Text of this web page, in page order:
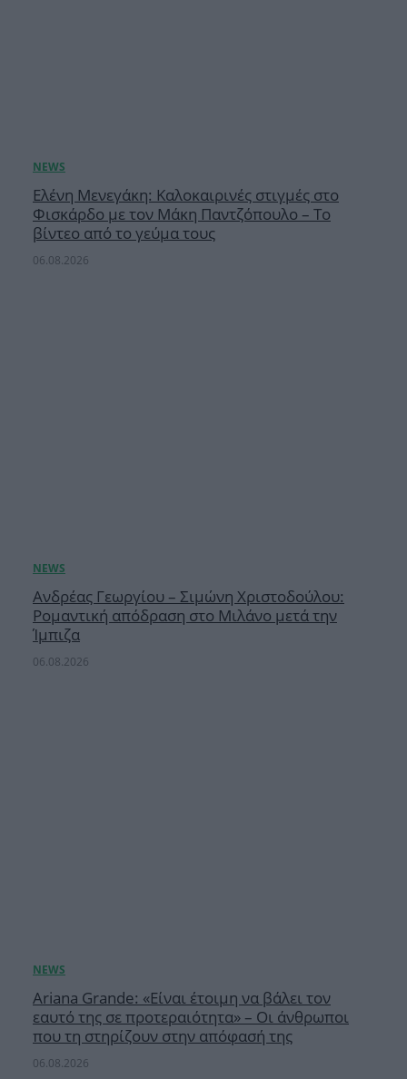
Ελένη Μενεγάκη: Καλοκαιρινές στιγμές στο
Φισκάρδο με τον Μάκη Παντζόπουλο – Το
βίντεο από το γεύμα τους
06.08.2026
Ανδρέας Γεωργίου – Σιμώνη Χριστοδούλου:
Ρομαντική απόδραση στο Μιλάνο μετά την
Ίμπιζα
06.08.2026
Ariana Grande: «Είναι έτοιμη να βάλει τον
εαυτό της σε προτεραιότητα» – Οι άνθρωποι
που τη στηρίζουν στην απόφασή της
06.08.2026